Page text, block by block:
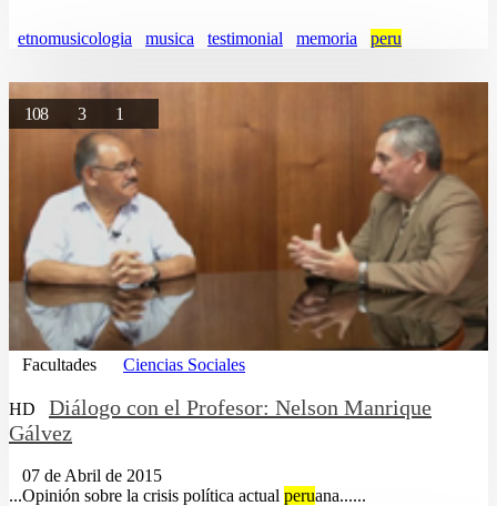
etnomusicologia musica testimonial memoria peru
108 3 1
Facultades Ciencias Sociales
HD
Diálogo con el Profesor: Nelson Manrique
Gálvez
07 de Abril de 2015
...Opinión sobre la crisis política actual peruana......